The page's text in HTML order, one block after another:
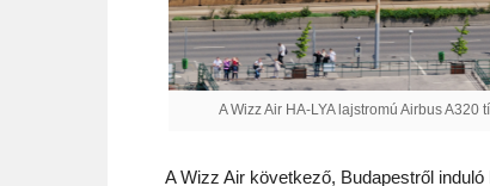
A Wizz Air HA-LYA lajstromú Airbus
A Wizz Air következő, Budapestről